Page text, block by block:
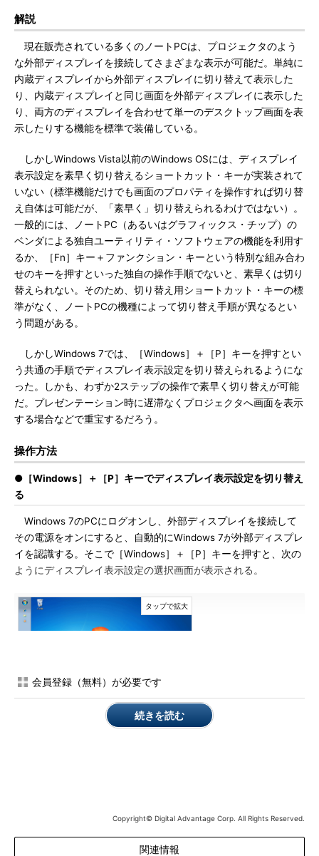
解説
現在販売されている多くのノートPCは、プロジェクタのよう
な外部ディスプレイを接続してさまざまな表示が可能だ。単純に
内蔵ディスプレイから外部ディスプレイに切り替えて表示した
り、内蔵ディスプレイと同じ画面を外部ディスプレイに表示した
り、両方のディスプレイを合わせて単一のデスクトップ画面を表
示したりする機能を標準で装備している。
しかしWindows Vista以前のWindows OSには、ディスプレイ
表示設定を素早く切り替えるショートカット・キーが実装されて
いない（標準機能だけでも画面のプロパティを操作すれば切り替
え自体は可能だが、「素早く」切り替えられるわけではない）。
一般的には、ノートPC（あるいはグラフィックス・チップ）の
ベンダによる独自ユーティリティ・ソフトウェアの機能を利用す
るか、［Fn］キー＋ファンクション・キーという特別な組み合わ
せのキーを押すといった独自の操作手順でないと、素早くは切り
替えられない。そのため、切り替え用ショートカット・キーの標
準がなく、ノートPCの機種によって切り替え手順が異なるとい
う問題がある。
しかしWindows 7では、［Windows］＋［P］キーを押すとい
う共通の手順でディスプレイ表示設定を切り替えられるようにな
った。しかも、わずか2ステップの操作で素早く切り替えが可能
だ。プレゼンテーション時に遅滞なくプロジェクタへ画面を表示
する場合などで重宝するだろう。
操作方法
●［Windows］＋［P］キーでディスプレイ表示設定を切り替え
る
Windows 7のPCにログオンし、外部ディスプレイを接続して
その電源をオンにすると、自動的にWindows 7が外部ディスプレ
イを認識する。そこで［Windows］＋［P］キーを押すと、次の
ようにディスプレイ表示設定の選択画面が表示される。
［Windows］＋［P］キーによって現れるディス
プレイ表示設定の選択画面
デスクトップの中央に4種類のディスプレイ表示設
内蔵ディスプレイと同じ画面を外部ディ
会員登録（無料）が必要です
続きを読む
Copyright© Digital Advantage Corp. All Rights Reserved.
関連情報